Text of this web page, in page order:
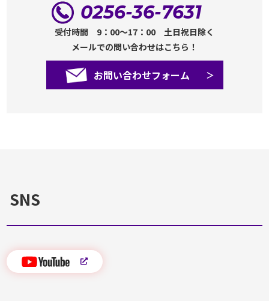
0256-36-7631
受付時間 9：00～17：00 土日祝日除く
メールでの問い合わせはこちら！
お問い合わせフォーム
SNS